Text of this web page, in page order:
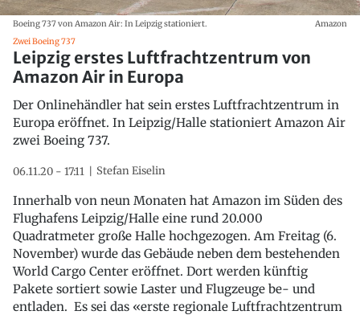
Boeing 737 von Amazon Air: In Leipzig stationiert.
Amazon
Zwei Boeing 737
Leipzig erstes Luftfrachtzentrum von
Amazon Air in Europa
Der Onlinehändler hat sein erstes Luftfrachtzentrum in
Europa eröffnet. In Leipzig/Halle stationiert Amazon Air
zwei Boeing 737.
06.11.20 - 17:11 Stefan Eiselin
Innerhalb von neun Monaten hat Amazon im Süden des
Flughafens Leipzig/Halle eine rund 20.000
Quadratmeter große Halle hochgezogen. Am Freitag (6.
November) wurde das Gebäude neben dem bestehenden
World Cargo Center eröffnet. Dort werden künftig
Pakete sortiert sowie Laster und Flugzeuge be- und
entladen. Es sei das «erste regionale Luftfrachtzentrum